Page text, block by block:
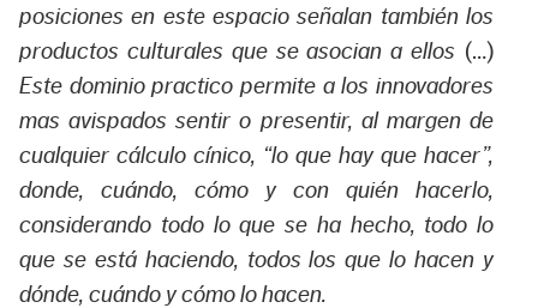
posiciones en este espacio señalan también los
productos culturales que se asocian a ellos (…)
Este dominio practico permite a los innovadores
mas avispados sentir o presentir, al margen de
cualquier cálculo cínico, “lo que hay que hacer”,
donde, cuándo, cómo y con quién hacerlo,
considerando todo lo que se ha hecho, todo lo
que se está haciendo, todos los que lo hacen y
dónde, cuándo y cómo lo hacen.